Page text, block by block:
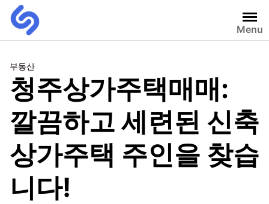
Menu
부동산
청주상가주택매매:
깔끔하고 세련된 신축
상가주택 주인을 찾습
니다!